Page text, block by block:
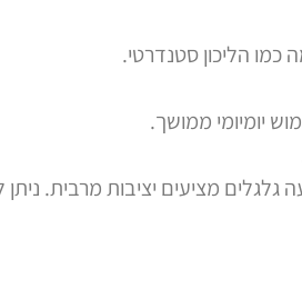
כמו הליכון סטנדרטי.
יומיומי ממושך.
כאשר הדגמים עם ארבעה גלגלים מציעים יציבות